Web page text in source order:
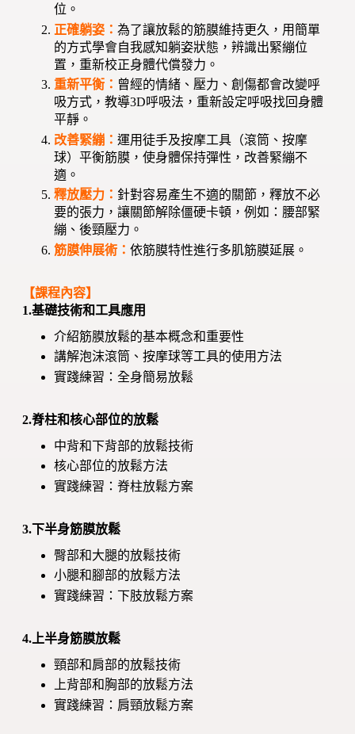
位。
正確躺姿：為了讓放鬆的筋膜維持更久，用簡單
的方式學會自我感知躺姿狀態，辨識出緊繃位
置，重新校正身體代償發力。
重新平衡： 曾經的情緒、壓力、創傷都會改變呼
吸方式，教導3D呼吸法，重新設定呼吸找回身體
平靜。
改善緊繃 ：運用徒手及按摩工具（滾筒、按摩
球）平衡筋膜，使身體保持彈性，改善緊繃不
適。
釋放壓力： 針對容易產生不適的關節，釋放不必
要的張力，讓關節解除僵硬卡頓，例如：腰部緊
繃、後頸壓力。
筋膜伸展術：依筋膜特性進行多肌筋膜延展。
【課程內容】
1.基礎技術和工具應用
介紹筋膜放鬆的基本概念和重要性
講解泡沫滾筒、按摩球等工具的使用方法
實踐練習：全身簡易放鬆
2.脊柱和核心部位的放鬆
中背和下背部的放鬆技術
核心部位的放鬆方法
實踐練習：脊柱放鬆方案
3.下半身筋膜放鬆
臀部和大腿的放鬆技術
小腿和腳部的放鬆方法
實踐練習：下肢放鬆方案
4.上半身筋膜放鬆
頸部和肩部的放鬆技術
上背部和胸部的放鬆方法
實踐練習：肩頸放鬆方案